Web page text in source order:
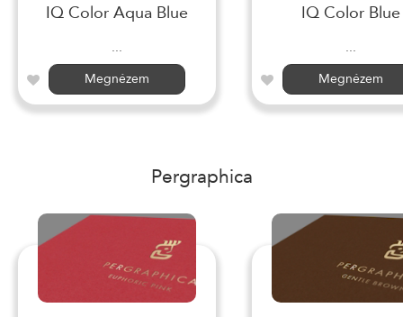
IQ Color Aqua Blue
...
Megnézem
IQ Color Blue
...
Megnézem
Pergraphica